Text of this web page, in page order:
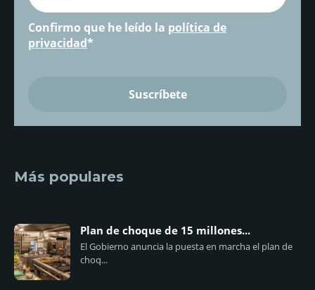
Confirmo que he leído la política de
privacidad*
Más populares
Plan de choque de 15 millones...
El Gobierno anuncia la puesta en marcha el plan de
choq...